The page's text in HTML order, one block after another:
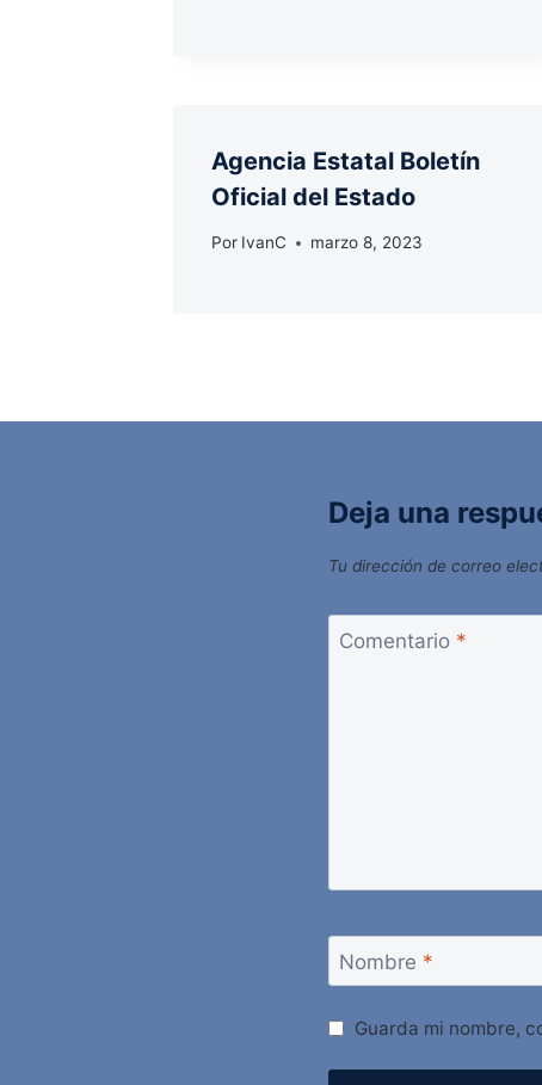
Agencia Estatal Boletín
Oficial del Estado
Por IvanC marzo 8, 2023
Deja una
Tu dirección de correo
Comentario *
Nombre *
Guarda mi nombre,